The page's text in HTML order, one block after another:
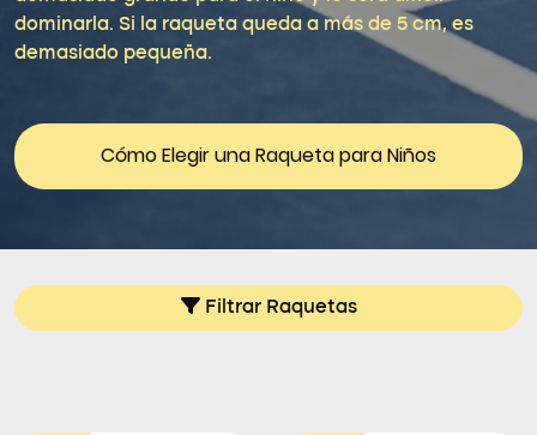
dominarla. Si la raqueta queda a más de 5 cm, es
demasiado pequeña.
Cómo Elegir una Raqueta para Niños
Filtrar Raquetas